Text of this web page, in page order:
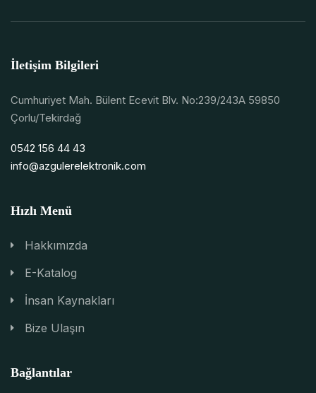
İletişim Bilgileri
Cumhuriyet Mah. Bülent Ecevit Blv. No:239/243A 59850
Çorlu/Tekirdağ
0542 156 44 43
info@azgulerelektronik.com
Hızlı Menü
Hakkımızda
E-Katalog
İnsan Kaynakları
Bize Ulaşın
Bağlantılar